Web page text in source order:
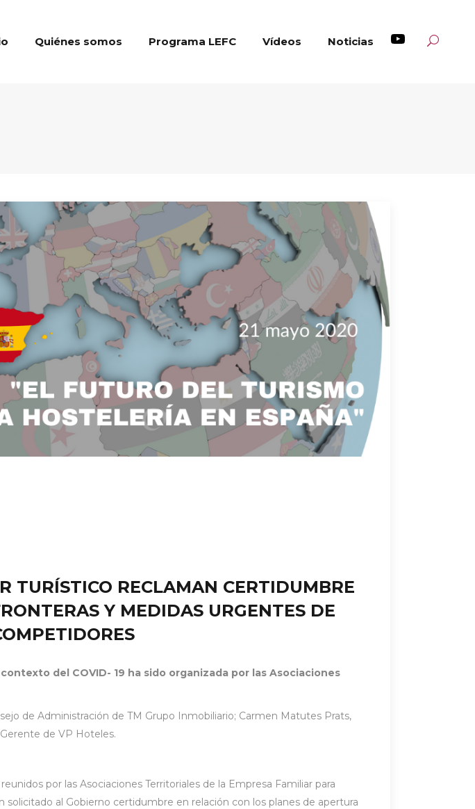
Quiénes somos Programa LEFC Vídeos Noticias
TURÍSTICO RECLAMAN CERTIDUMBRE
Y MEDIDAS URGENTES DE
del COVID- 19 ha sido organizada por las Asociaciones
de Administración de TM Grupo Inmobiliario; Carmen Matutes Prats,
de VP Hoteles.
por las Asociaciones Territoriales de la Empresa Familiar para
al Gobierno certidumbre en relación con los planes de apertura